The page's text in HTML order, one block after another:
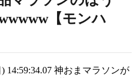
【モンハ
14:59:34.07 神おまマラソンが